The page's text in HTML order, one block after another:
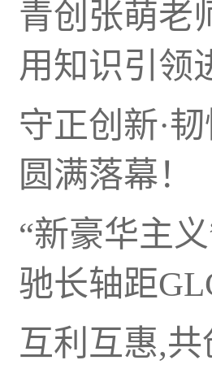
青创张萌老
用知识引领
守正创新·
圆满落幕！
“新豪华主
驰长轴距
互利互惠,